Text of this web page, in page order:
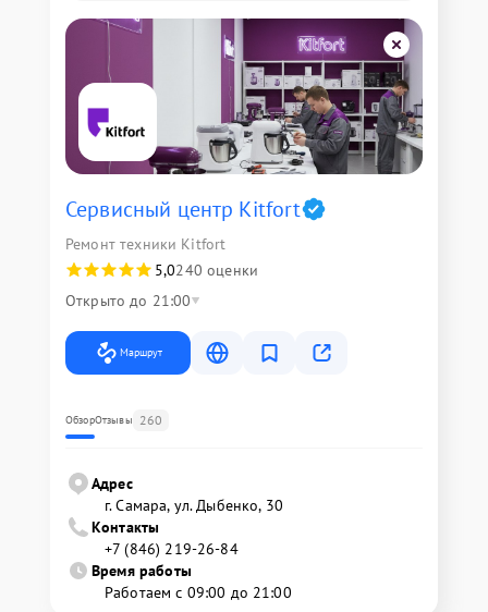
Сервисный центр Kitfort
Ремонт техники Kitfort
5,0240 оценки
Открыто до 21:00
Маршрут
ОбзорОтзывы 260
Адрес
г. Самара, ул. Дыбенко, 30
Контакты
+7 (846) 219-26-84
Время работы
Работаем с 09:00 до 21:00